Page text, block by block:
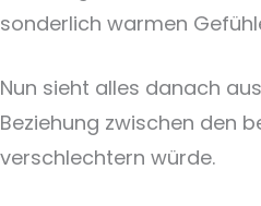
sonderlich warmen
Nun sieht alles danach
Beziehung zwischen den
verschlechtern würde.